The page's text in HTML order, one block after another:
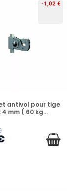
-1,02 €
EN STOCK
antivol pour tige
4 mm ( 60 kg...